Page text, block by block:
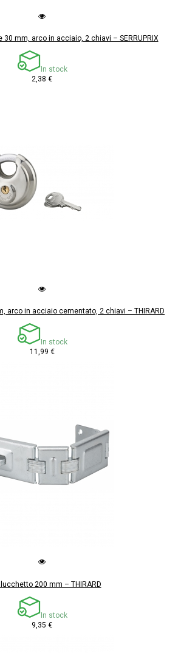
30 mm, arco in acciaio, 2 chiavi – SERRUPRIX
In stock
2,38 €
arco in acciaio cementato, 2 chiavi – THIRARD
In stock
11,99 €
200 mm – THIRARD
In stock
9,35 €